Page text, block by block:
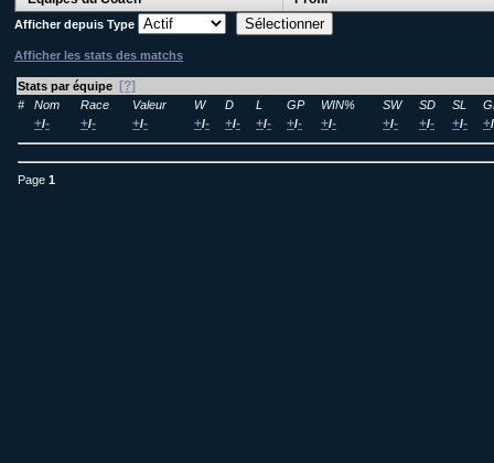
Afficher depuis Type
Afficher les stats des matchs
Stats par équipe [?]
# Nom Race Valeur W D L GP WIN% SW SD SL
+/- +/- +/- +/- +/- +/- +/- +/- +/- +/- +/- +/
Page 1